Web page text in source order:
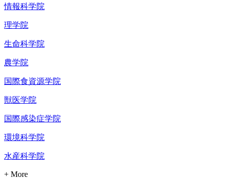
情報科学院
理学院
生命科学院
農学院
国際食資源学院
獣医学院
国際感染症学院
環境科学院
水産科学院
+ More